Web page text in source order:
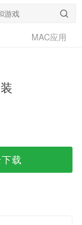
MAC应用
载